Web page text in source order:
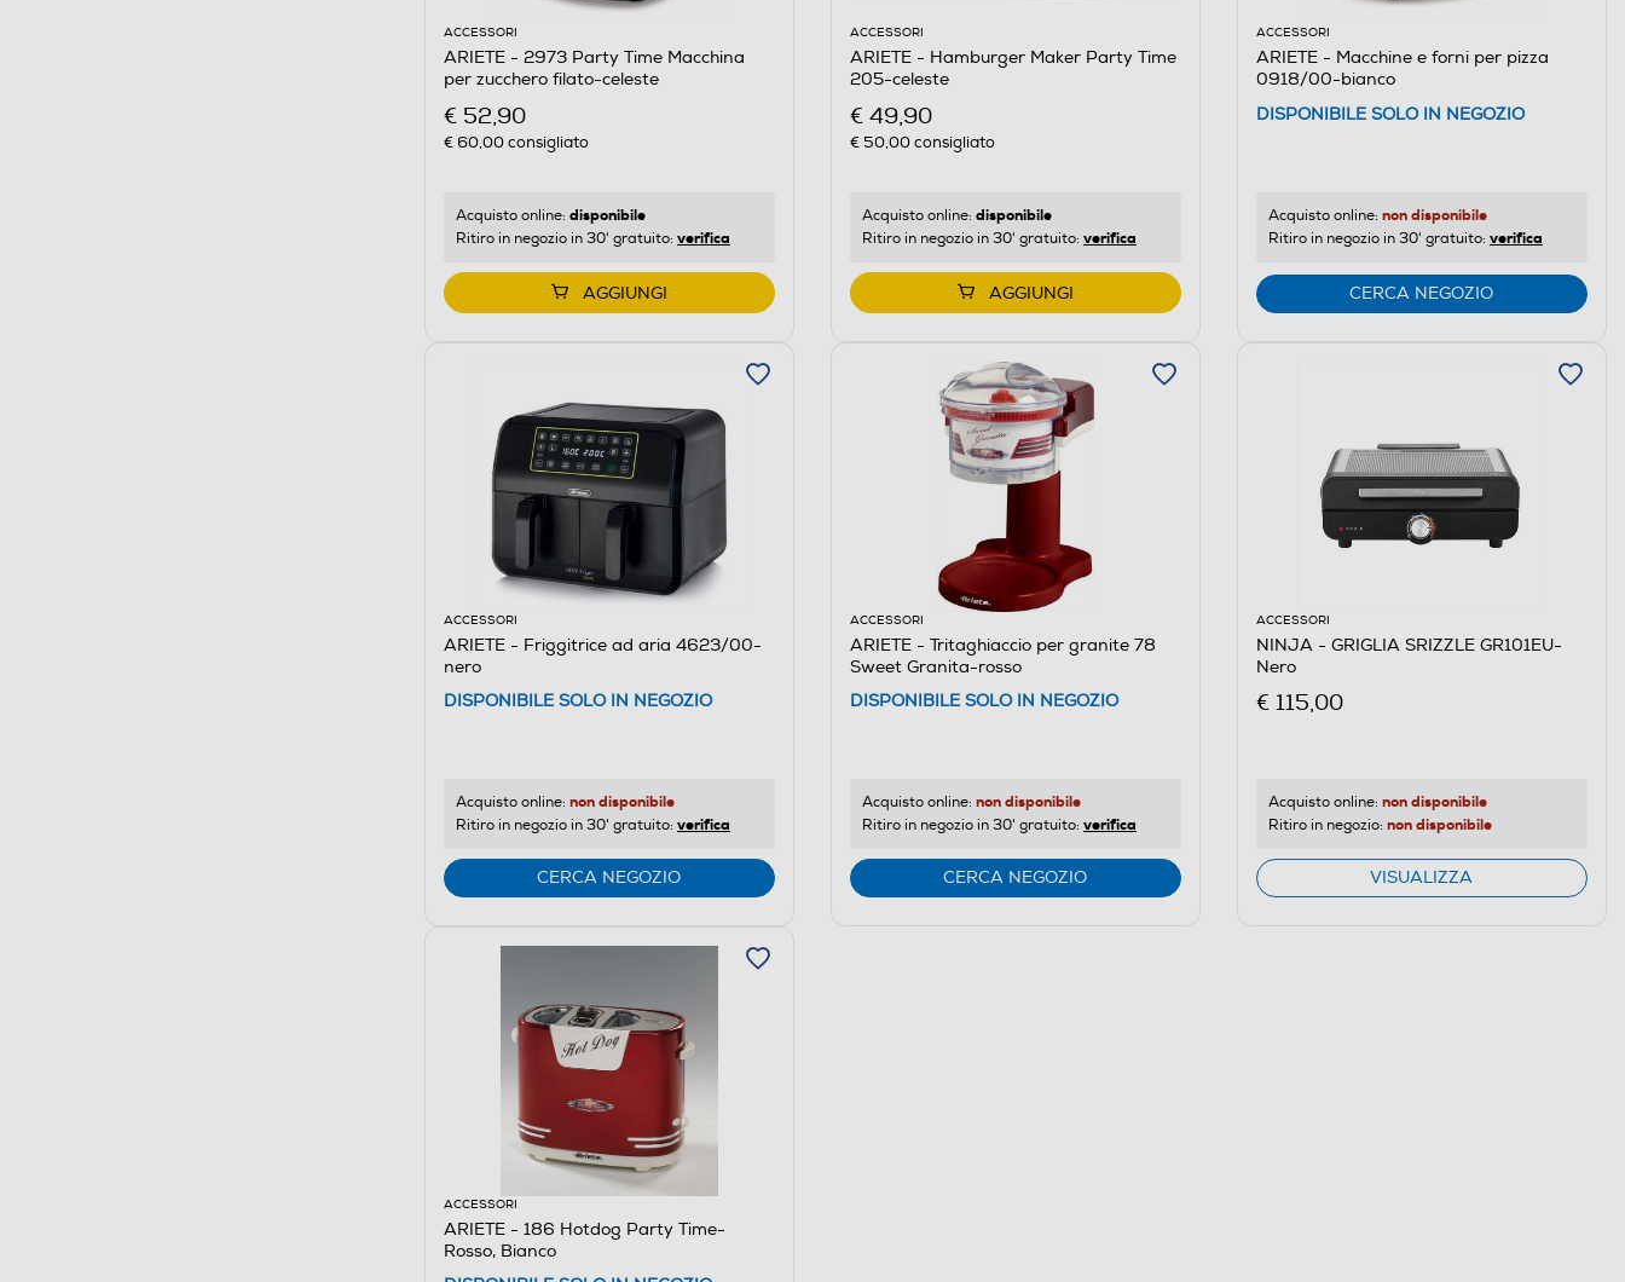
ACCESSORI
ARIETE - 2973 Party Time Macchina
per zucchero filato-celeste
€ 52,90
€ 60,00consigliato
Acquisto online: disponibile
Ritiro in negozio in 30' gratuito: verifica
AGGIUNGI
ACCESSORI
ARIETE - Hamburger Maker Party Time
205-celeste
€ 49,90
€ 50,00consigliato
Acquisto online: disponibile
Ritiro in negozio in 30' gratuito: verifica
AGGIUNGI
ACCESSORI
ARIETE - Macchine e forni per pizza
0918/00-bianco
DISPONIBILE SOLO IN NEGOZIO
Acquisto online: non disponibile
Ritiro in negozio in 30' gratuito: verifica
CERCA NEGOZIO
ACCESSORI
ARIETE - Friggitrice ad aria 4623/00-
nero
DISPONIBILE SOLO IN NEGOZIO
Acquisto online: non disponibile
Ritiro in negozio in 30' gratuito: verifica
CERCA NEGOZIO
ACCESSORI
ARIETE - Tritaghiaccio per granite 78
Sweet Granita-rosso
DISPONIBILE SOLO IN NEGOZIO
Acquisto online: non disponibile
Ritiro in negozio in 30' gratuito: verifica
CERCA NEGOZIO
ACCESSORI
NINJA - GRIGLIA SRIZZLE GR101EU-
Nero
€ 115,00
Acquisto online: non disponibile
Ritiro in negozio: non disponibile
VISUALIZZA
ACCESSORI
ARIETE - 186 Hotdog Party Time-
Rosso, Bianco